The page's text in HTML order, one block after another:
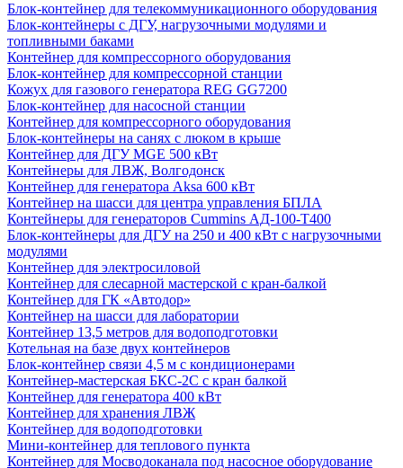
Блок-контейнер для телекоммуникационного оборудования
Блок-контейнеры с ДГУ, нагрузочными модулями и
топливными баками
Контейнер для компрессорного оборудования
Блок-контейнер для компрессорной станции
Кожух для газового генератора REG GG7200
Блок-контейнер для насосной станции
Контейнер для компрессорного оборудования
Блок-контейнеры на санях с люком в крыше
Контейнер для ДГУ MGE 500 кВт
Контейнеры для ЛВЖ, Волгодонск
Контейнер для генератора Aksa 600 кВт
Контейнер на шасси для центра управления БПЛА
Контейнеры для генераторов Cummins АД-100-Т400
Блок-контейнеры для ДГУ на 250 и 400 кВт с нагрузочными
модулями
Контейнер для электросиловой
Контейнер для слесарной мастерской с кран-балкой
Контейнер для ГК «Автодор»
Контейнер на шасси для лаборатории
Контейнер 13,5 метров для водоподготовки
Котельная на базе двух контейнеров
Блок-контейнер связи 4,5 м с кондиционерами
Контейнер-мастерская БКС-2С с кран балкой
Контейнер для генератора 400 кВт
Контейнер для хранения ЛВЖ
Контейнер для водоподготовки
Мини-контейнер для теплового пункта
Контейнер для Мосводоканала под насосное оборудование